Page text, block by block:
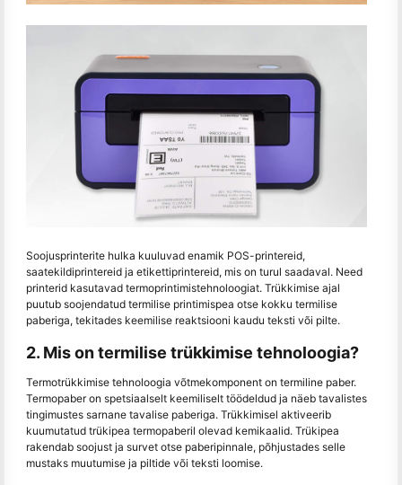
Soojusprinterite hulka kuuluvad enamik POS-printereid,
saatekildiprintereid ja etikettiprintereid, mis on turul saadaval. Need
printerid kasutavad termoprintimistehnoloogiat. Trükkimise ajal
puutub soojendatud termilise printimispea otse kokku termilise
paberiga, tekitades keemilise reaktsiooni kaudu teksti või pilte.
2. Mis on termilise trükkimise tehnoloogia?
Termotrükkimise tehnoloogia võtmekomponent on termiline paber.
Termopaber on spetsiaalselt keemiliselt töödeldud ja näeb tavalistes
tingimustes sarnane tavalise paberiga. Trükkimisel aktiveerib
kuumutatud trükipea termopaberil olevad kemikaalid. Trükipea
rakendab soojust ja survet otse paberipinnale, põhjustades selle
mustaks muutumise ja piltide või teksti loomise.